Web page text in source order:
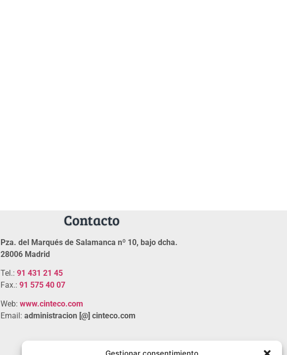
Contacto
Pza. del Marqués de Salamanca nº 10, bajo dcha.
28006 Madrid
Tel.: 91 431 21 45
Fax.: 91 575 40 07
Web: www.cinteco.com
Email: administracion [@] cinteco.com